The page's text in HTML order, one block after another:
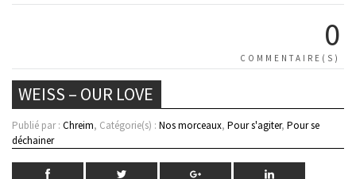
0
COMMENTAIRE(S)
WEISS – OUR LOVE
Publié par : Chreim, Catégorie(s) : Nos morceaux, Pour s'agiter, Pour se
déchainer